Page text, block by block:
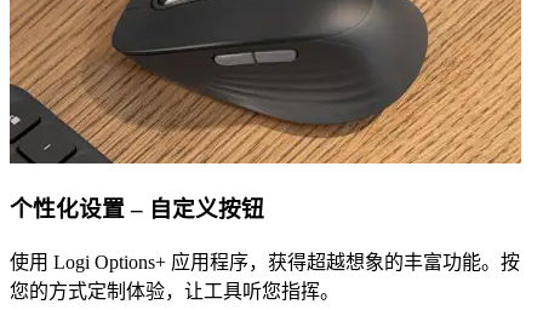
个性化设置 – 自定义按钮
使用 Logi Options+ 应用程序，获得超越想象的丰富功能。按
您的方式定制体验，让工具听您指挥。